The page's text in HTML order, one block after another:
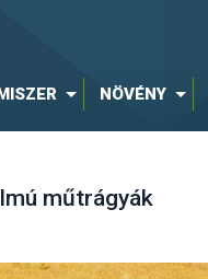
NÖVÉNY
műtrágyák